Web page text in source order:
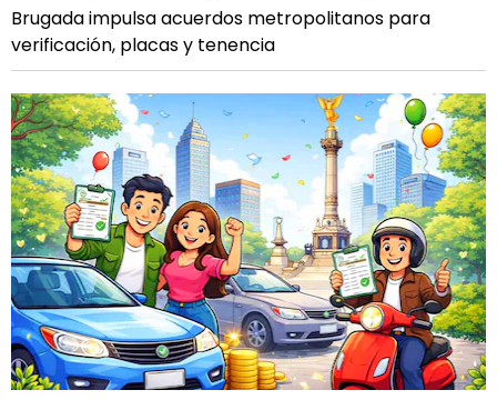
Brugada impulsa acuerdos metropolitanos para
verificación, placas y tenencia